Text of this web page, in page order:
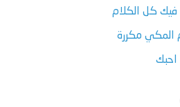
كل الكلام
المكي مكررة
احبك